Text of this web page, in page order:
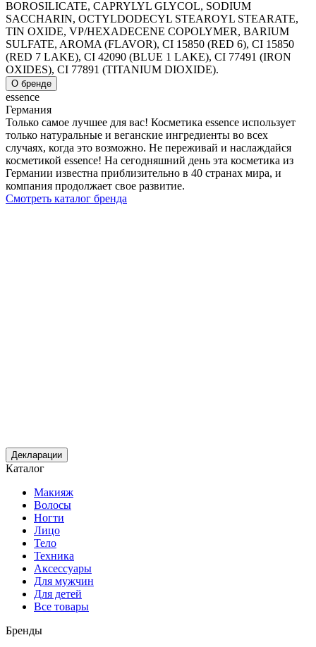
BOROSILICATE, CAPRYLYL GLYCOL, SODIUM
SACCHARIN, OCTYLDODECYL STEAROYL STEARATE,
TIN OXIDE, VP/HEXADECENE COPOLYMER, BARIUM
SULFATE, AROMA (FLAVOR), CI 15850 (RED 6), CI 15850
(RED 7 LAKE), CI 42090 (BLUE 1 LAKE), CI 77491 (IRON
OXIDES), CI 77891 (TITANIUM DIOXIDE).
О бренде
essence
Германия
Только самое лучшее для вас! Косметика essence использует
только натуральные и веганские ингредиенты во всех
случаях, когда это возможно. Не переживай и наслаждайся
косметикой essence! На сегодняшний день эта косметика из
Германии известна приблизительно в 40 странах мира, и
компания продолжает свое развитие.
Смотреть каталог бренда
Декларации
Каталог
Макияж
Волосы
Ногти
Лицо
Тело
Техника
Аксессуары
Для мужчин
Для детей
Все товары
Бренды